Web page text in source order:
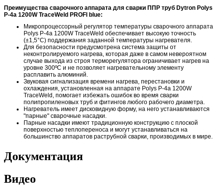
Преимущества сварочного аппарата для сварки ППР труб Dytron Polys
P-4a 1200W TraceWeld PROFI blue:
Микропроцессорный регулятор температуры сварочного аппарата
Polys P-4a 1200W TraceWeld обеспечивает высокую точность
(±1,5°С) поддержания заданной температуры нагревателя.
Для безопасности предусмотрена система защиты от
неконтролируемого нагрева, которая даже в самом невероятном
случае выхода из строя терморегулятора ограничивает нагрев на
уровне 300ºС и не позволяет нагревательному элементу
расплавить алюминий.
Звуковая сигнализация времени нагрева, перестановки и
охлаждения, установленная на аппарате Polys P-4a 1200W
TraceWeld, помогает избежать ошибок во время сварки
полипропиленовых труб и фитингов любого рабочего диаметра.
Нагреватель имеет дисковидную форму, на него устанавливаются
"парные" сварочные насадки.
Парные насадки имеют традиционную конструкцию с плоской
поверхностью теплопереноса и могут устанавливаться на
большинство аппаратов раструбной сварки, производимых в мире.
Документация
Видео